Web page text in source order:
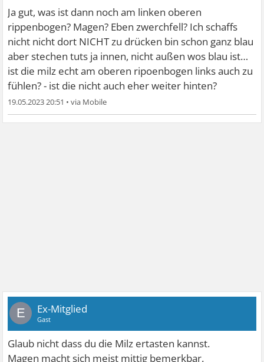
Ja gut, was ist dann noch am linken oberen
rippenbogen? Magen? Eben zwerchfell? Ich schaffs
nicht nicht dort NICHT zu drücken bin schon ganz blau
aber stechen tuts ja innen, nicht außen wos blau ist…
ist die milz echt am oberen ripoenbogen links auch zu
fühlen? - ist die nicht auch eher weiter hinten?
19.05.2023 20:51 •
E Ex-Mitglied
Gast
Glaub nicht dass du die Milz ertasten kannst.
Magen macht sich meist mittig bemerkbar.